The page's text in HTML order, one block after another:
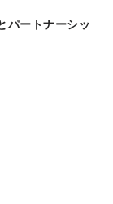
ートナーシッ